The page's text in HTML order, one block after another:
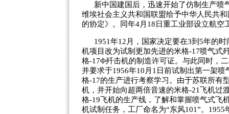
新中国建国后，迅速开始了仿制生产喷
维埃社会主义共和国联盟给予中华人民共
的协定》。同年4月18日重工业部设立航
1951年12月，国家决定要在3到5年的
机项目改为试制更加先进的米格-17喷气式
格-17Φ歼击机的制造许可证。与此同时，
并要求于1956年10月1日前试制出第一架
格-17的生产进行考察学习。由于苏联所有
机，并开始向超两倍音速的米格-21飞机过
格-19飞机的生产线，了解和掌握喷气式飞
机试制任务，工厂命名为“东风101”。